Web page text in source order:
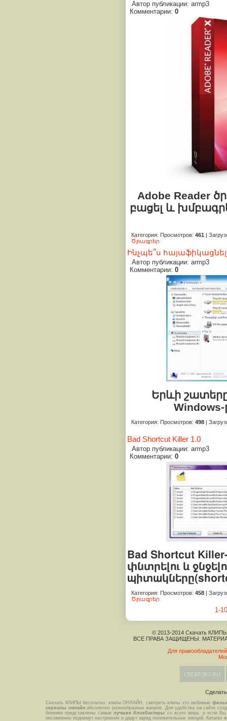
Автор публикации: armp3
Комментарии: 0
Adobe Reader
բացել և
Категория: Просмотров: 461 |
Ծրագրեր
Ինչպե՞ս հայաֆիկացնել
Автор публикации: armp3
Комментарии: 0
Երևի շատերը
Категория: Просмотров: 498|
Bad Shortcut Killer 1.0
Автор публикации: armp3
Комментарии: 0
Bad Shortcut
փնտրելու և
Категория: Просмотров: 458|
Ծրագրեր
1-10
© 2013-2014 Скачать
ВСЕ ПРАВА ЗАЩИЩЕНЫ.
Для правообладателей
Скачать КЛИПЫ бесплатно, клипы ОНЛАЙН, смотреть клипы это любимые
сериалы онлайнабсолютно разнообразных жанров. Для удобства на сайте
боевики представлены самые лучшие блокбастеры со всего мира, а если Вы
несомненно поднимут настроение и дадут заряд положительных эмоций.